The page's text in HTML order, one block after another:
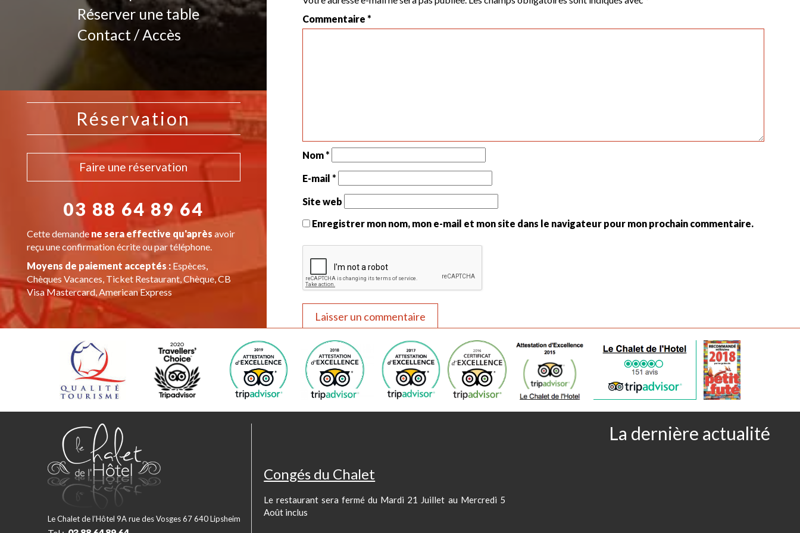
Réserver une table
Contact / Accès
Commentaire*
Nom*
E-mail*
Site web
Enregistrer mon nom, mon e-mail et mon site dans le navigateur pour mon prochain commentaire.
Réservation
Faire une réservation
03 88 64 89 64
Cette demande ne sera effective qu'après avoir
reçu une confirmation écrite ou par téléphone.
Moyens de paiement acceptés :Espèces,
Chèques Vacances, Ticket Restaurant, Chèque, CB
Visa Mastercard, American Express
Le Chalet de l’Hôtel 9A rue des Vosges 67 640 Lipsheim
La dernière actualité
Congés du Chalet
Le restaurant sera fermé du Mardi 21 Juillet au Mercredi 5
Août inclus